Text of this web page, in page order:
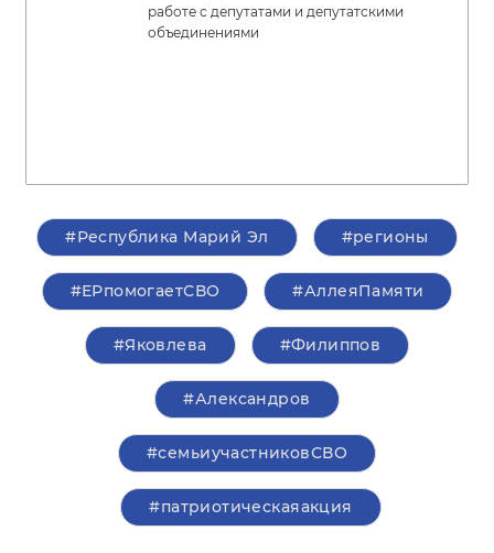
работе с депутатами и депутатскими
объединениями
#Республика Марий Эл #регионы
#ЕРпомогаетСВО #АллеяПамяти
#Яковлева #Филиппов
#Александров
#семьиучастниковСВО
#патриотическаяакция